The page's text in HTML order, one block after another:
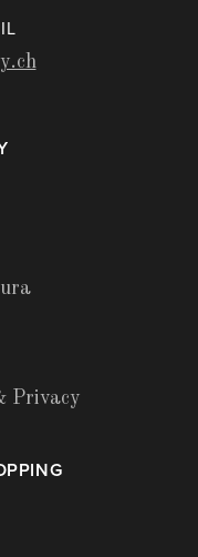
Privacy